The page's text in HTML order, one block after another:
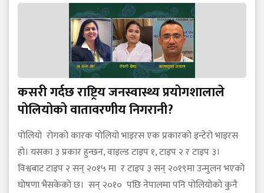
कसरी गर्दछ राष्ट्रिय जनस्वास्थ्य प्रयोगशालाले
पोलियोको वातावरणीय निगरानी?
पोलियो रोगको कारक पोलियो भाइरस एक प्रकारको इन्टेरो भाइरस
हो। यसका ३ प्रकार हुन्छन, वाइल्ड टाइप १, टाइप २ र टाइप ३।
विश्वबाट टाइप २ सन् २०१५ मा र टाइप ३ सन् २०१९मा उन्मुलन भएको
घोषणा भैसकेको छ। सन् २०१० पछि नेपालमा पनि पोलियोको कुनै